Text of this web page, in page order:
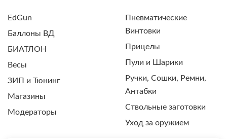
EdGun
Баллоны ВД
БИАТЛОН
Весы
ЗИП и Тюнинг
Магазины
Модераторы
Пневматические
Винтовки
Прицелы
Пули и Шарики
Ручки, Сошки, Ремни,
Антабки
Ствольные заготовки
Уход за оружием